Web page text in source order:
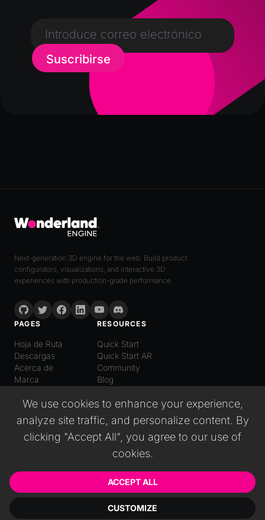
We use cookies to enhance your experience,
analyze site traffic, and personalize content. By
clicking "Accept All", you agree to our use of
cookies.
ACCEPT ALL
CUSTOMIZE
Suscribirse
Next-generation 3D engine for the web. Build product
configurators, visualizations, and interactive 3D
experiences with production-grade performance.
PAGES
Hoja de Ruta
Descargas
Acerca de
Marca
RESOURCES
Quick Start
Quick Start AR
Community
Blog
Español
English
Italiano
普通话